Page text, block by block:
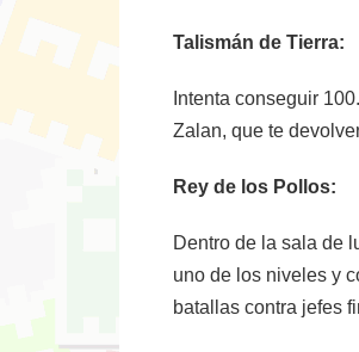
Talismán de Tierra:
Intenta conseguir
Zalan, que te
Rey de los Pollos:
Dentro de la sala de
uno de los niveles y
batallas contra jefes